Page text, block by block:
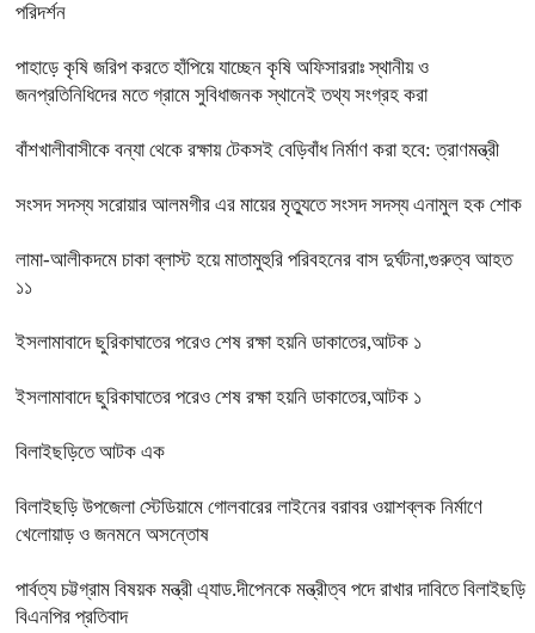
পরিদর্শন
পাহাড়ে কৃষি জরিপ করতে হাঁপিয়ে যাচ্ছেন কৃষি অফিসাররাঃ স্থানীয় ও
জনপ্রতিনিধিদের মতে গ্রামে সুবিধাজনক স্থানেই তথ্য সংগ্রহ করা
বাঁশখালীবাসীকে বন্যা থেকে রক্ষায় টেকসই বেড়িবাঁধ নির্মাণ করা হবে: ত্রাণমন্ত্রী
সংসদ সদস্য সরোয়ার আলমগীর এর মায়ের মৃত্যুতে সংসদ সদস্য এনামুল হক শোক
লামা-আলীকদমে চাকা ব্লাস্ট হয়ে মাতামুহুরি পরিবহনের বাস দুর্ঘটনা,গুরুত্ব আহত
১১
ইসলামাবাদে ছুরিকাঘাতের পরেও শেষ রক্ষা হয়নি ডাকাতের,আটক ১
ইসলামাবাদে ছুরিকাঘাতের পরেও শেষ রক্ষা হয়নি ডাকাতের,আটক ১
বিলাইছড়িতে আটক এক
বিলাইছড়ি উপজেলা স্টেডিয়ামে গোলবারের লাইনের বরাবর ওয়াশব্লক নির্মাণে
খেলোয়াড় ও জনমনে অসন্তোষ
পার্বত্য চট্টগ্রাম বিষয়ক মন্ত্রী এ্যাড.দীপেনকে মন্ত্রীত্ব পদে রাখার দাবিতে বিলাইছড়ি
বিএনপির প্রতিবাদ